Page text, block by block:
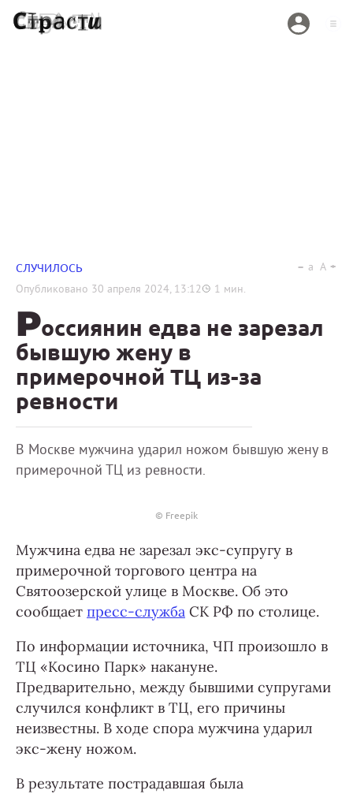
СЛУЧИЛОСЬ
Опубликовано 30 апреля 2024, 13:12 1 мин.
a A
Россиянин едва не зарезал
бывшую жену в
примерочной ТЦ из-за
ревности
В Москве мужчина ударил ножом бывшую жену в
примерочной ТЦ из ревности.
© Freepik
Мужчина едва не зарезал экс-супругу в
примерочной торгового центра на
Святоозерской улице в Москве. Об это
сообщает пресс-служба СК РФ по столице.
По информации источника, ЧП произошло в
ТЦ «Косино Парк» накануне.
Предварительно, между бывшими супругами
случился конфликт в ТЦ, его причины
неизвестны. В ходе спора мужчина ударил
экс-жену ножом.
В результате пострадавшая была